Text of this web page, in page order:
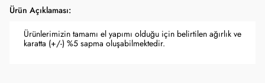
Ürün Açıklaması:
Ürünlerimizin tamamı el yapımı olduğu için belirtilen ağırlık ve
karatta (+/-) %5 sapma oluşabilmektedir.